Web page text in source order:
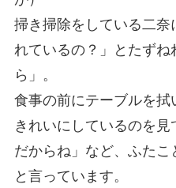
掃き掃除をしている二奈
れているの？」とたず
ら」。
食事の前にテーブルを拭
きれいにしているのを
だからね」など、ふたこ
と言っています。